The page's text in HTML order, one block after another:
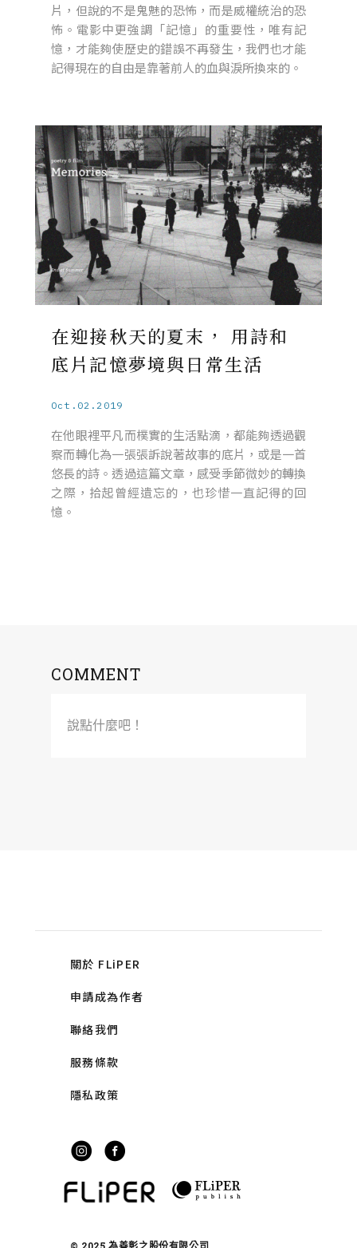
片，但說的不是鬼魅的恐怖，而是威權統治的恐
怖。電影中更強調「記憶」的重要性，唯有記
憶，才能夠使歷史的錯誤不再發生，我們也才能
記得現在的自由是靠著前人的血與淚所換來的。
在迎接秋天的夏末， 用詩和
底片記憶夢境與日常生活
Oct.02.2019
在他眼裡平凡而樸實的生活點滴，都能夠透過觀
察而轉化為一張張訴說著故事的底片，或是一首
悠長的詩。透過這篇文章，感受季節微妙的轉換
之際，拾起曾經遺忘的，也珍惜一直記得的回
憶。
COMMENT
說點什麼吧！
關於 FLiPER
申請成為作者
聯絡我們
服務條款
隱私政策